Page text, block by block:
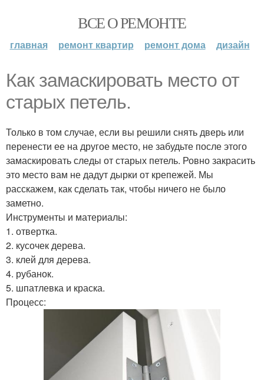
ВСЕ О РЕМОНТЕ
главная ремонт квартир ремонт дома дизайн
Как замаскировать место от
старых петель.
Только в том случае, если вы решили снять дверь или
перенести ее на другое место, не забудьте после этого
замаскировать следы от старых петель. Ровно закрасить
это место вам не дадут дырки от крепежей. Мы
расскажем, как сделать так, чтобы ничего не было
заметно.
Инструменты и материалы:
1. отвертка.
2. кусочек дерева.
3. клей для дерева.
4. рубанок.
5. шпатлевка и краска.
Процесс: